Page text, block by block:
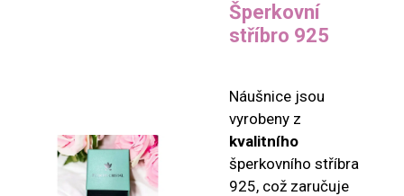
Šperkovní
stříbro 925
Náušnice jsou
vyrobeny z
kvalitního
šperkovního stříbra
925, což zaručuje